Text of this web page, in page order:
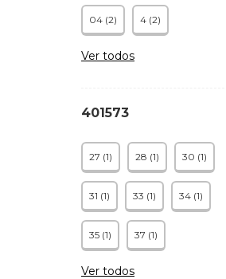
04 (2) 4 (2)
Ver todos
401573
27 (1) 28 (1) 30 (1)
31 (1) 33 (1) 34 (1)
35 (1) 37 (1)
Ver todos